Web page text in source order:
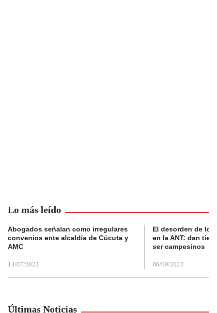
Lo más leído
Abogados señalan como irregulares
convenios ente alcaldía de Cúcuta y
AMC
13/07/2023
El desorden de
en la ANT: dan
ser campesinos
06/09/2023
Últimas Noticias